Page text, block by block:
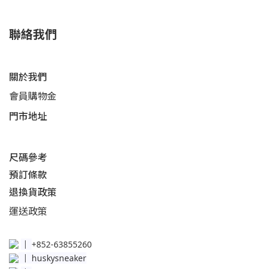
聯絡我們
關於我們
會員購物金
門市地址
尺碼參考
預訂條款
退換貨政策​
運送政策​
│ +852-63855260
huskysneaker